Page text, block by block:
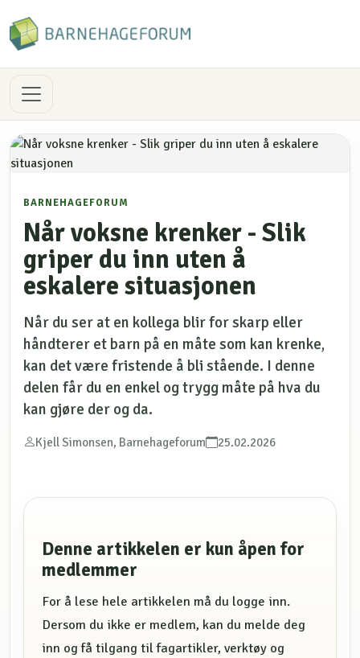
BARNEHAGEFORUM
Når voksne krenker - Slik
griper du inn uten å
eskalere situasjonen
Når du ser at en kollega blir for skarp eller
håndterer et barn på en måte som kan krenke,
kan det være fristende å bli stående. I denne
delen får du en enkel og trygg måte på hva du
kan gjøre der og da.
Kjell Simonsen, Barnehageforum 25.02.2026
Denne artikkelen er kun åpen for
medlemmer
For å lese hele artikkelen må du logge inn.
Dersom du ikke er medlem, kan du melde deg
inn og få tilgang til fagartikler, verktøy og